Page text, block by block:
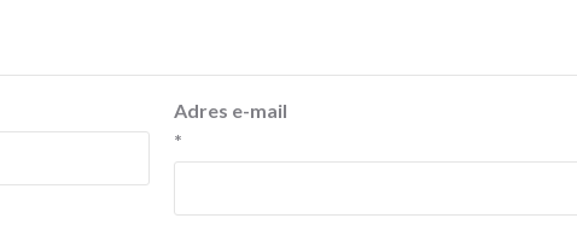
Adres e-mail
*